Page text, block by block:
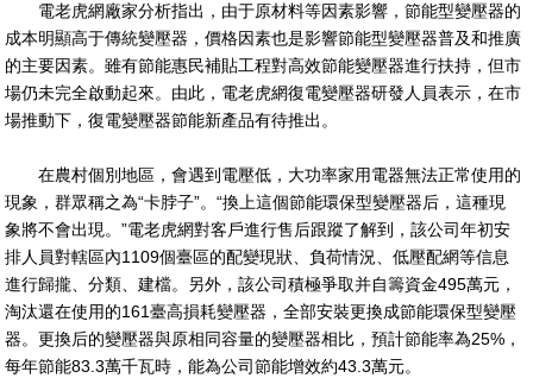
電老虎網廠家分析指出，由于原材料等因素影響，節能型變壓器的
成本明顯高于傳統變壓器，價格因素也是影響節能型變壓器普及和推廣
的主要因素。雖有節能惠民補貼工程對高效節能變壓器進行扶持，但市
場仍未完全啟動起來。由此，電老虎網復電變壓器研發人員表示，在市
場推動下，復電變壓器節能新產品有待推出。
在農村個別地區，會遇到電壓低，大功率家用電器無法正常使用的
現象，群眾稱之為“卡脖子”。“換上這個節能環保型變壓器后，這種現
象將不會出現。”電老虎網對客戶進行售后跟蹤了解到，該公司年初安
排人員對轄區內1109個臺區的配變現狀、負荷情況、低壓配網等信息
進行歸攏、分類、建檔。另外，該公司積極爭取并自籌資金495萬元，
淘汰還在使用的161臺高損耗變壓器，全部安裝更換成節能環保型變壓
器。更換后的變壓器與原相同容量的變壓器相比，預計節能率為25%，
每年節能83.3萬千瓦時，能為公司節能增效約43.3萬元。